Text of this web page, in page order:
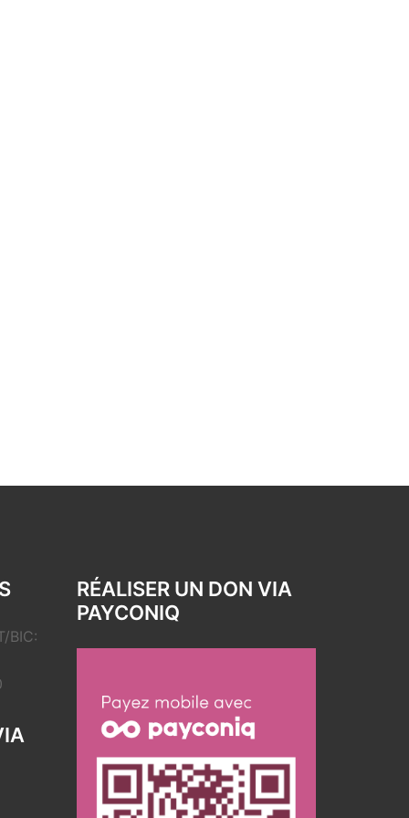
BIC:
RÉALISER UN DON VIA
PAYCONIQ